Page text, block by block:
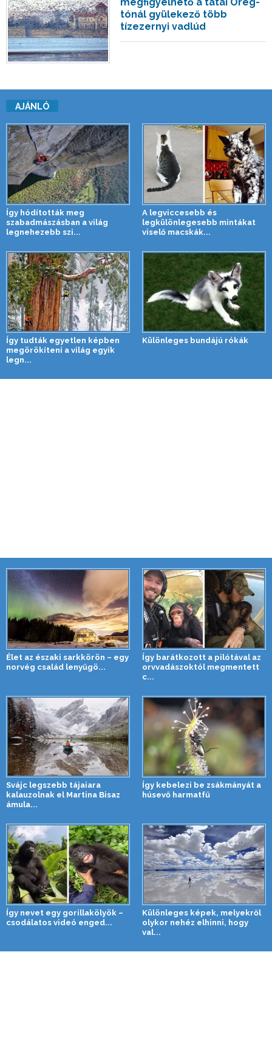
tónál gyülekező több
tízezernyi vadlúd
AJÁNLÓ
Így hódították meg
szabadmászásban a világ
legnehezebb szi...
A legviccesebb és
legkülönlegesebb mintákat
viselő macskák...
Így tudták egyetlen képben
megörökíteni a világ egyik
legn...
Különleges bundájú rókák
Élet az északi sarkkörön – egy
norvég család lenyűgö...
Így barátkozott a pilótával az
orvvadászoktól megmentett
c...
Svájc legszebb tájaiara
kalauzolnak el Martina Bisaz
ámula...
Így kebelezi be zsákmányát a
húsevő harmatfű
Így nevet egy gorillakölyök –
csodálatos videó enged...
Különleges képek, melyekről
olykor nehéz elhinni, hogy
val...